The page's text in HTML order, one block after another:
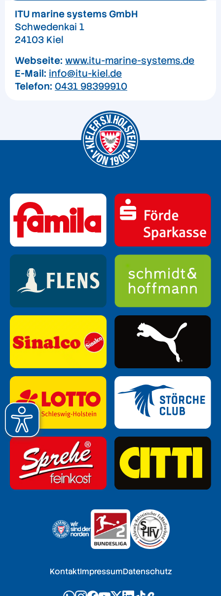
ITU marine systems GmbH
Schwedenkai 1
24103 Kiel
Webseite: www.itu-marine-systems.de
E-Mail: info@itu-kiel.de
Telefon: 0431 98399910
KontaktImpressumDatenschutz